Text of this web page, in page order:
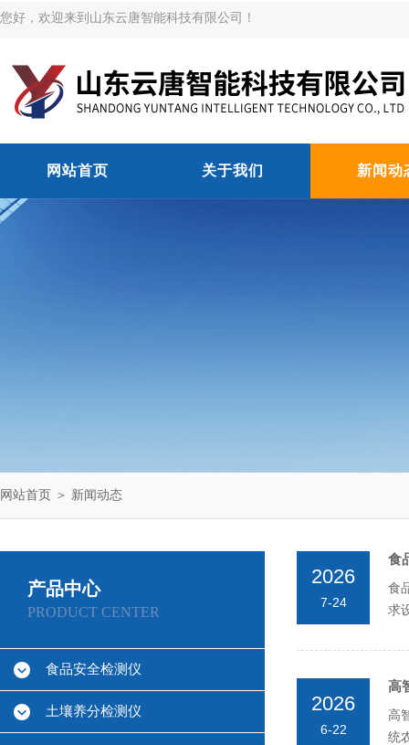
您好，欢迎来到山东云唐智能科技有限公司！
网站首页 关于我们 新闻动
网站首页 ＞ 新闻动态
产品中心
PRODUCT CENTER
食品安全检测仪
土壤养分检测仪
2026
7-24
食
食
求
2026
6-22
高
高
统